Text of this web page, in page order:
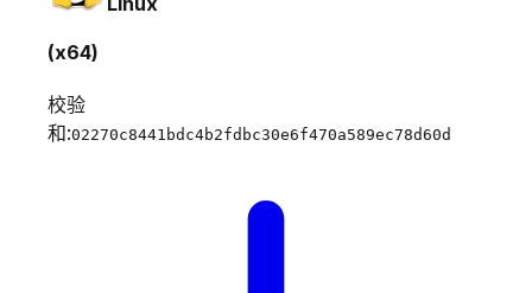
(x64)
校验
和:02270c8441bdc4b2fdbc30e6f470a589ec78d60d